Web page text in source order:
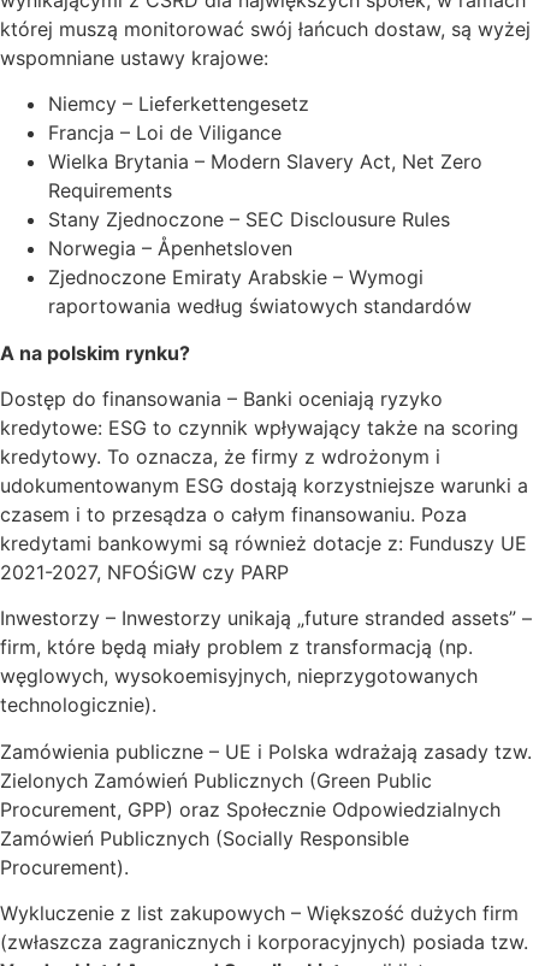
której muszą monitorować swój łańcuch dostaw, są wyżej
wspomniane ustawy krajowe:
Niemcy – Lieferkettengesetz
Francja – Loi de Viligance
Wielka Brytania – Modern Slavery Act, Net Zero
Requirements
Stany Zjednoczone – SEC Disclousure Rules
Norwegia – Åpenhetsloven
Zjednoczone Emiraty Arabskie – Wymogi
raportowania według światowych standardów
A na polskim rynku?
Dostęp do finansowania – Banki oceniają ryzyko
kredytowe: ESG to czynnik wpływający także na scoring
kredytowy. To oznacza, że firmy z wdrożonym i
udokumentowanym ESG dostają korzystniejsze warunki a
czasem i to przesądza o całym finansowaniu. Poza
kredytami bankowymi są również dotacje z: Funduszy UE
2021-2027, NFOŚiGW czy PARP
Inwestorzy – Inwestorzy unikają „future stranded assets” –
firm, które będą miały problem z transformacją (np.
węglowych, wysokoemisyjnych, nieprzygotowanych
technologicznie).
Zamówienia publiczne – UE i Polska wdrażają zasady tzw.
Zielonych Zamówień Publicznych (Green Public
Procurement, GPP) oraz Społecznie Odpowiedzialnych
Zamówień Publicznych (Socially Responsible
Procurement).
Wykluczenie z list zakupowych – Większość dużych firm
(zwłaszcza zagranicznych i korporacyjnych) posiada tzw.